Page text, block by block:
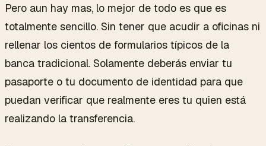
Pero aun hay mas, lo mejor de todo es que es
totalmente sencillo. Sin tener que acudir a oficinas ni
rellenar los cientos de formularios típicos de la
banca tradicional. Solamente deberás enviar tu
pasaporte o tu documento de identidad para que
puedan verificar que realmente eres tu quien está
realizando la transferencia.